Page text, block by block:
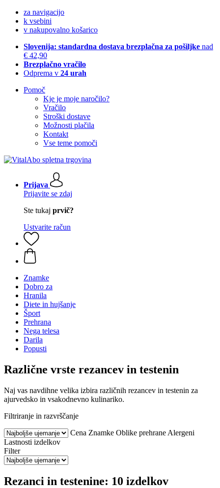
za navigacijo
k vsebini
v nakupovalno košarico
Slovenija: standardna dostava brezplačna za pošiljke nad
€ 42,90
Brezplačno vračilo
Odprema v 24 urah
Pomoč
Kje je moje naročilo?
Vračilo
Stroški dostave
Možnosti plačila
Kontakt
Vse teme pomoči
Prijava
Prijavite se zdaj
Ste tukaj prvič?
Ustvarite račun
Znamke
Dobro za
Hranila
Diete in hujšanje
Šport
Prehrana
Nega telesa
Darila
Popusti
Različne vrste rezancev in testenin
Naj vas navdihne velika izbira različnih rezancev in testenin za
ajurvedsko in vsakodnevno kulinariko.
Filtriranje in razvrščanje
Cena Znamke Oblike prehrane Alergeni
Lastnosti izdelkov
Filter
Rezanci in testenine: 10 izdelkov